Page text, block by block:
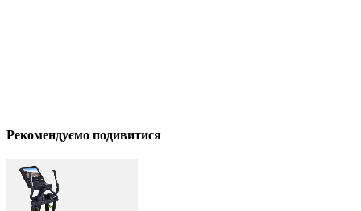
Рекомендуємо подивитися